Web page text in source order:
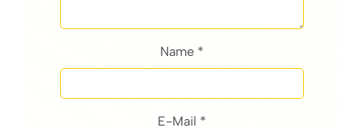
Name *
E-Mail *